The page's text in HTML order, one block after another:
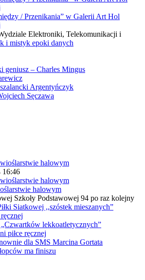
/ Przenikania” w Galerii Art Hol
Elektroniki, Telekomunikacji i
i mistyk epoki danych
geniusz – Charles Mingus
Argentyńczyk
Sęczawa
16:46
halowym
Szkoły Podstawowej 94 po raz kolejny
Siatkowej ,,szóstek mieszanych”
lekkoatletycznych”
piłce ręcznej
dla SMS Marcina Gortata
ma finiszu